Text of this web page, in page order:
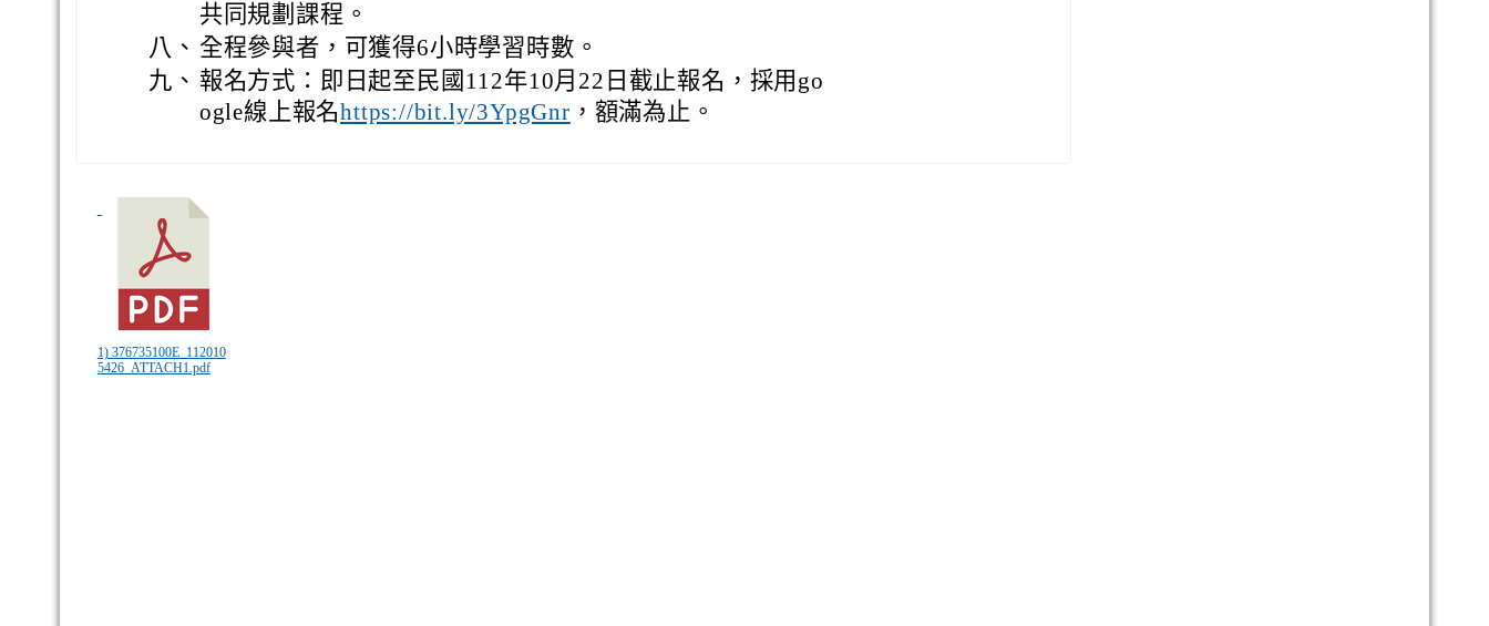
共同規劃課程。
八、 全程參與者，可獲得6小時學習時數。
九、 報名方式：即日起至民國112年10月22日截止報名，採用go
ogle線上報名https://bit.ly/3YpgGnr ，額滿為止。
1) 376735100E_112010
5426_ATTACH1.pdf